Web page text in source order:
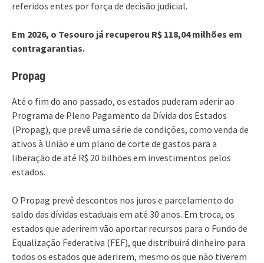
referidos entes por força de decisão judicial.
Em 2026, o Tesouro já recuperou R$ 118,04 milhões em
contragarantias.
Propag
Até o fim do ano passado, os estados puderam aderir ao
Programa de Pleno Pagamento da Dívida dos Estados
(Propag), que prevê uma série de condições, como venda de
ativos à União e um plano de corte de gastos para a
liberação de até R$ 20 bilhões em investimentos pelos
estados.
O Propag prevê descontos nos juros e parcelamento do
saldo das dívidas estaduais em até 30 anos. Em troca, os
estados que aderirem vão aportar recursos para o Fundo de
Equalização Federativa (FEF), que distribuirá dinheiro para
todos os estados que aderirem, mesmo os que não tiverem